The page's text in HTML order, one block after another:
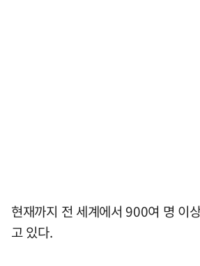
현재까지 전 세계에서 900여 명 이
고 있다.